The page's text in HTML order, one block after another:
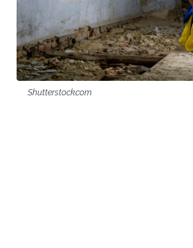
Shutterstock.com